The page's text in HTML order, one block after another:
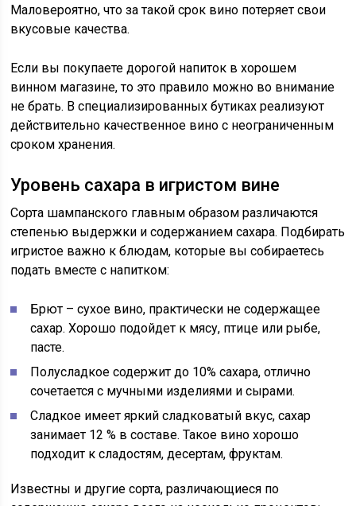
Маловероятно, что за такой срок вино потеряет свои
вкусовые качества.
Если вы покупаете дорогой напиток в хорошем
винном магазине, то это правило можно во внимание
не брать. В специализированных бутиках реализуют
действительно качественное вино с неограниченным
сроком хранения.
Уровень сахара в игристом вине
Сорта шампанского главным образом различаются
степенью выдержки и содержанием сахара. Подбирать
игристое важно к блюдам, которые вы собираетесь
подать вместе с напитком:
Брют – сухое вино, практически не содержащее
сахар. Хорошо подойдет к мясу, птице или рыбе,
пасте.
Полусладкое содержит до 10% сахара, отлично
сочетается с мучными изделиями и сырами.
Сладкое имеет яркий сладковатый вкус, сахар
занимает 12 % в составе. Такое вино хорошо
подходит к сладостям, десертам, фруктам.
Известны и другие сорта, различающиеся по